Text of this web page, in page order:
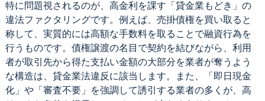
特に問題視されるのが、高金利を課す「貸金業もどき」の
違法ファクタリングです。例えば、売掛債権を買い取ると
称して、実質的には高額な手数料を取ることで融資行為を
行うものです。債権譲渡の名目で契約を結びながら、利用
者が取引先から得た支払い金額の大部分を業者が奪うよう
な構造は、貸金業法違反に該当します。また、「即日現金
化」や「審査不要」を強調して誘引する業者の多くが、高